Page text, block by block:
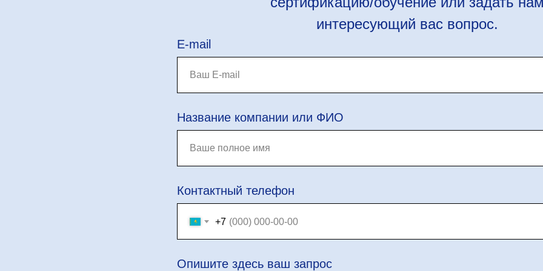
интересующий вас вопрос.
E-mail
Название компании или ФИО
Контактный телефон
+7
Опишите здесь ваш запрос